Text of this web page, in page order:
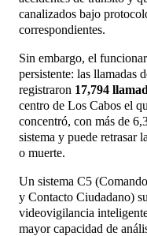
canalizados bajo
correspondientes.
Sin embargo, el
persistente: las llamadas
registraron 17,794
centro de Los Cabos el
concentró, con más de
sistema y puede retrasar
o muerte.
Un sistema C5
y Contacto Ciudadano)
videovigilancia
mayor capacidad de